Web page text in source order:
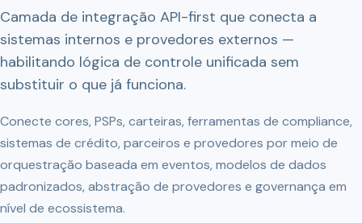
Camada de integração API-first que conecta a
sistemas internos e provedores externos —
habilitando lógica de controle unificada sem
substituir o que já funciona.
Conecte cores, PSPs, carteiras, ferramentas de compliance,
sistemas de crédito, parceiros e provedores por meio de
orquestração baseada em eventos, modelos de dados
padronizados, abstração de provedores e governança em
nível de ecossistema.